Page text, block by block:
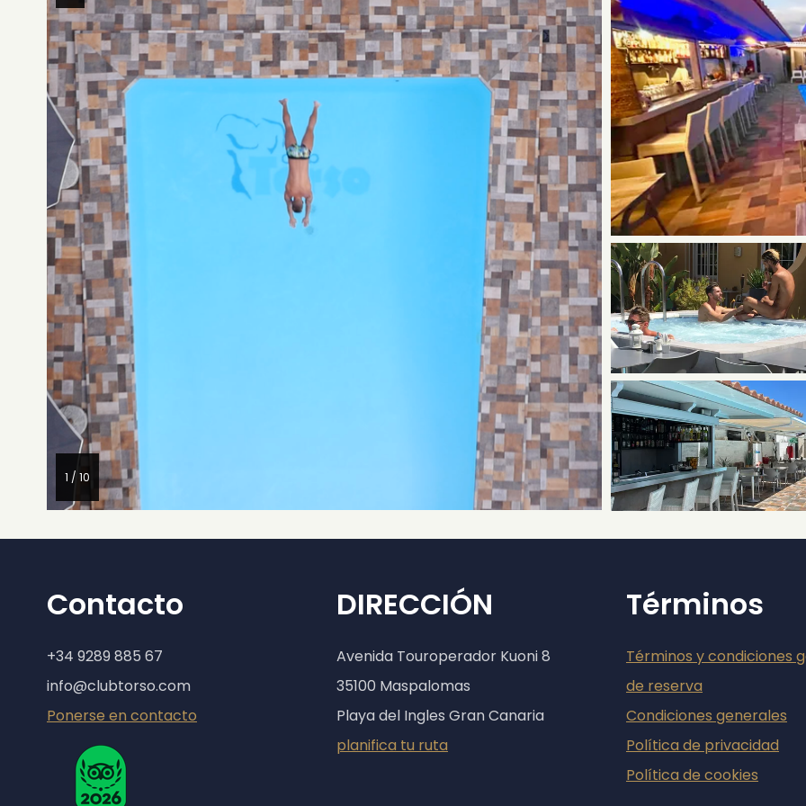
1 / 10
Contacto
+34 9289 885 67
info@clubtorso.com
Ponerse en contacto
DIRECCIÓN
Avenida Touroperador Kuoni 8
35100 Maspalomas
Playa del Ingles Gran Canaria
planifica tu ruta
Términos
Términos y condiciones
de reserva
Condiciones generales
Política de privacidad
Política de cookies